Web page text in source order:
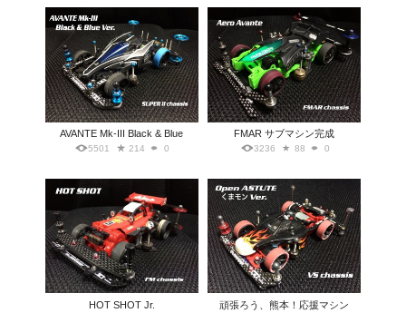
AVANTE Mk-III Black & Blue
5501 214 0
FMAR サブマシン完成
3236 88 0
HOT SHOT Jr. 頑張ろう、熊本！応援マシン